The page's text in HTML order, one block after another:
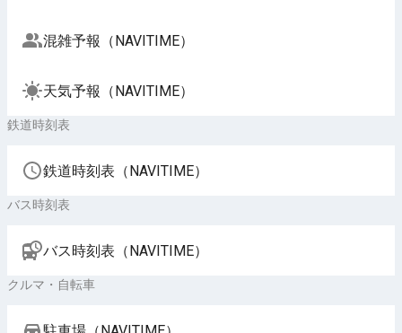
混雑予報（NAVITIME）
天気予報（NAVITIME）
鉄道時刻表
鉄道時刻表（NAVITIME）
バス時刻表
バス時刻表（NAVITIME）
クルマ・自転車